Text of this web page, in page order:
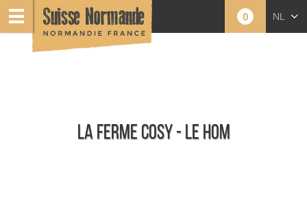
0 NL
LA FERME COSY - LE HOM